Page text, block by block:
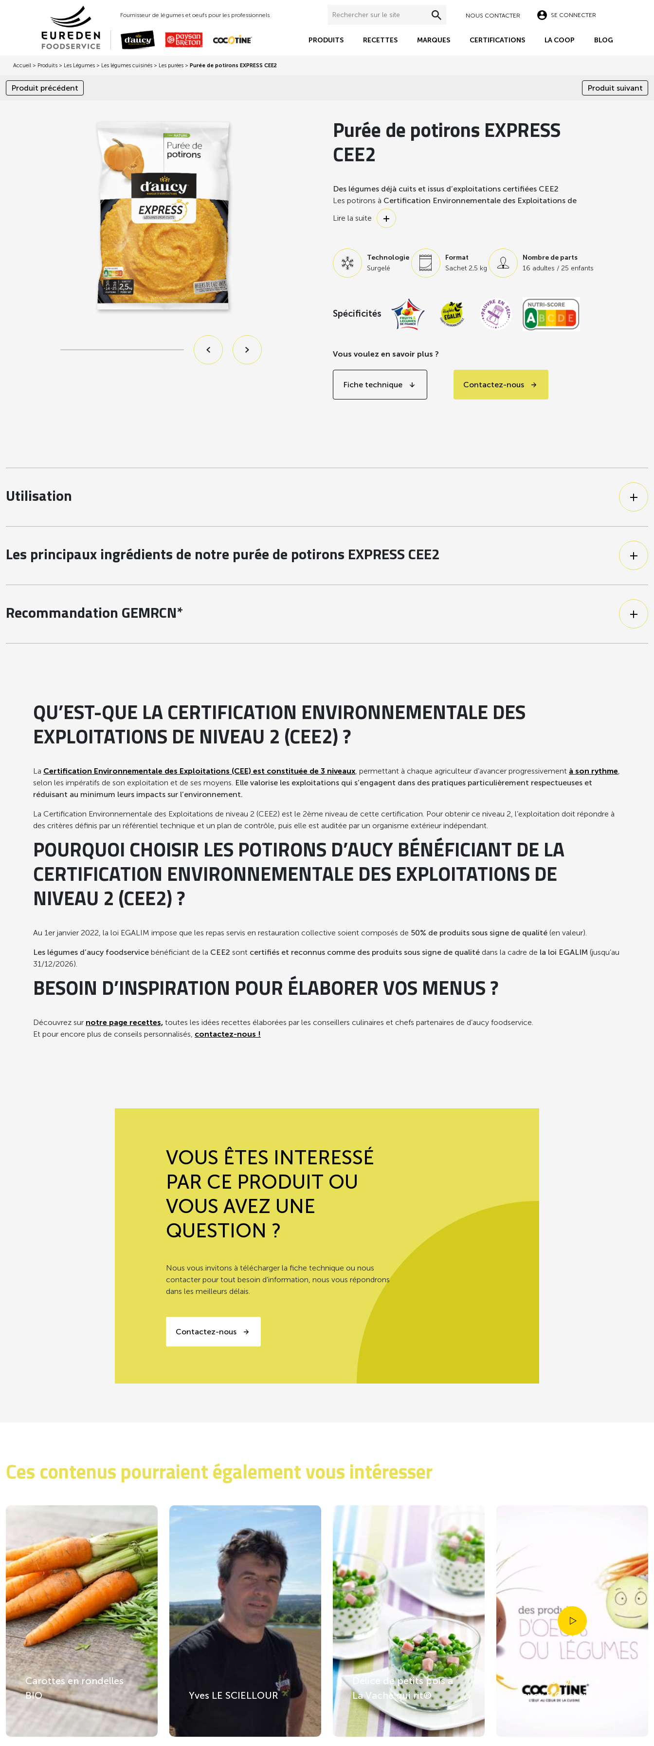
Fournisseur de légumes et oeufs pour les professionnels NOUS CONTACTER SE CONNECTER
PRODUITS RECETTES MARQUES CERTIFICATIONS LA COOP BLOG
Accueil > Produits > Les Légumes > Les légumes cuisinés > Les purées > Purée de potirons EXPRESS CEE2
Produit précédent Produit suivant
Purée de potirons EXPRESS
CEE2
Des légumes déjà cuits et issus d’exploitations certifiées CEE2
Les potirons à Certification Environnementale des Exploitations de
niveau 2 (CEE2)d’aucy ont été cultivés en
des exploitations engagées dans une
indépendant
Ils sont récoltés dans les champs en saison,à bonne maturitépour
préserver toutes leurs qualités organoleptiques et nutritionnelles.
Une purée cuite CEE2, 100% légumes, à la texture lisse. Sans sel et sans
matière grasse. Il ne reste plus qu’à la remettre en température ou à la
cuisiner.
Lire la suite
Technologie
Surgelé
Format
Sachet 2,5 kg
Nombre de parts
16 adultes / 25 enfants
Spécificités
Vous voulez en savoir plus ?
Fiche technique Contactez-nous
Utilisation
Les principaux ingrédients de notre purée de potirons EXPRESS CEE2
Recommandation GEMRCN*
Enfants élémentaire
Adultes, adolescents et personnes âgées à domicile
Personnes âgées en institution 150 g
PRODUITS PRÊTS À CONSOMMER, EN GRAMMES (± 10%)
QU’EST-QUE LA CERTIFICATION ENVIRONNEMENTALE DES
EXPLOITATIONS DE NIVEAU 2 (CEE2) ?
La Certification Environnementale des Exploitations (CEE) est constituée de 3 niveaux , permettant à chaque agriculteur d’avancer progressivement à son rythme
selon les impératifs de son exploitation et de ses moyens. Elle valorise les exploitations qui s’engagent dans des pratiques particulièrement respectueuses et
réduisant au minimum leurs impacts sur l’environnement.
La Certification Environnementale des Exploitations de niveau 2 (CEE2) est le 2ème niveau de cette certification. Pour obtenir ce niveau 2, l’exploitation doit répondre à
des critères définis par un référentiel technique et un plan de contrôle, puis elle est auditée par un organisme extérieur indépendant.
POURQUOI CHOISIR LES POTIRONS D’AUCY BÉNÉFICIANT DE LA
CERTIFICATION ENVIRONNEMENTALE DES EXPLOITATIONS DE
NIVEAU 2 (CEE2) ?
Au 1er janvier 2022, la loi EGALIM impose que les repas servis en restauration collective soient composés de 50% de produits sous signe de qualité (en valeur).
Les légumes d’aucy foodservice bénéficiant de la CEE2 sont certifiés et reconnus comme des produits sous signe de qualité dans la cadre de la loi EGALIM (jusqu’au
31/12/2026).
BESOIN D’INSPIRATION POUR ÉLABORER VOS MENUS ?
Découvrez sur notre page recettes, toutes les idées recettes élaborées par les conseillers culinaires et chefs partenaires de d’aucy foodservice.
Et pour encore plus de conseils personnalisés, contactez-nous !
VOUS ÊTES INTERESSÉ
PAR CE PRODUIT OU
VOUS AVEZ UNE
QUESTION ?
Nous vous invitons à télécharger la fiche technique ou nous
contacter pour tout besoin d’information, nous vous répondrons
dans les meilleurs délais.
Contactez-nous
Ces contenus pourraient également vous intéresser
Carottes en rondelles
BIO
Yves LE SCIELLOUR
Délice de petits pois à
La Vache qui rit®
Notre coopérative
daucy & Cocotine